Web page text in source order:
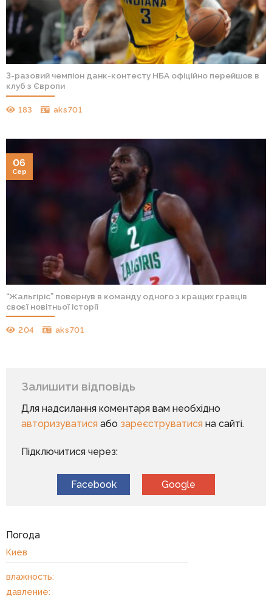
3-разовий чемпіон данк-контесту НБА офіційно перейшов в
клуб з Європи
183 aks701
“Жальгіріс” повернув в команду одного з кращих гравців
своєї новітньої історії
204 aks701
06
Сер
Залишити відповідь
Для надсилання коментаря вам необхідно
авторизуватисяабо зареєструватисяна сайті.
Підключитися через:
Facebook Google
Погода
Киев
влажность:
давление: